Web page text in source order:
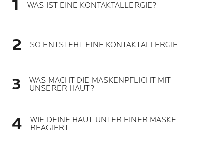
WAS IST EINE KONTAKTALLERGIE?
SO ENTSTEHT EINE KONTAKTALLERGIE
WAS MACHT DIE MASKENPFLICHT MIT
UNSERER HAUT?
WIE DEINE HAUT UNTER EINER MASKE
REAGIERT